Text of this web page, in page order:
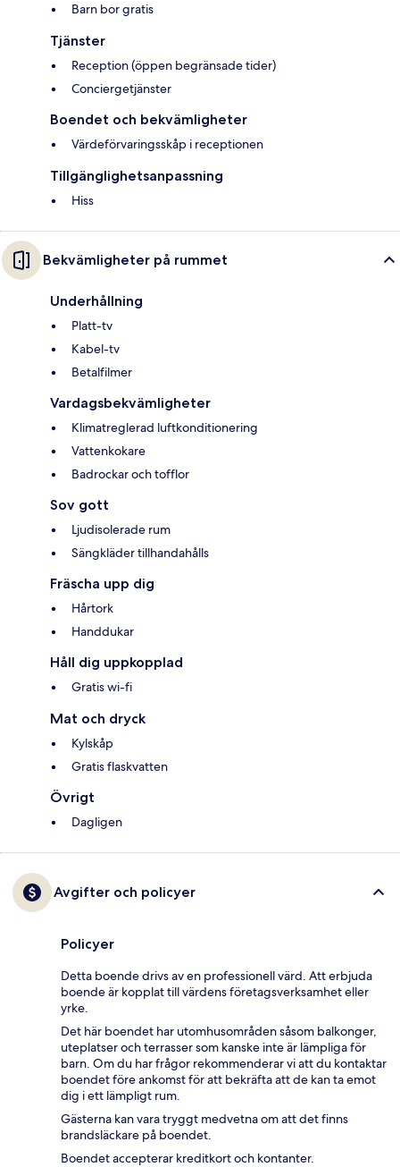
Barn bor gratis
Tjänster
Reception (öppen begränsade tider)
Conciergetjänster
Boendet och bekvämligheter
Värdeförvaringsskåp i receptionen
Tillgänglighetsanpassning
Hiss
Bekvämligheter på rummet
Underhållning
Platt-tv
Kabel-tv
Betalfilmer
Vardagsbekvämligheter
Klimatreglerad luftkonditionering
Vattenkokare
Badrockar och tofflor
Sov gott
Ljudisolerade rum
Sängkläder tillhandahålls
Fräscha upp dig
Hårtork
Handdukar
Håll dig uppkopplad
Gratis wi-fi
Mat och dryck
Kylskåp
Gratis flaskvatten
Övrigt
Dagligen
Avgifter och policyer
Policyer
Detta boende drivs av en professionell värd. Att erbjuda
boende är kopplat till värdens företagsverksamhet eller
yrke.
Det här boendet har utomhusområden såsom balkonger,
uteplatser och terrasser som kanske inte är lämpliga för
barn. Om du har frågor rekommenderar vi att du kontaktar
boendet före ankomst för att bekräfta att de kan ta emot
dig i ett lämpligt rum.
Gästerna kan vara tryggt medvetna om att det finns
brandsläckare på boendet.
Boendet accepterar kreditkort och kontanter.